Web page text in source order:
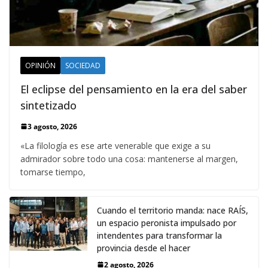
OPINIÓN SOCIEDAD
El eclipse del pensamiento en la era del saber
sintetizado
3 agosto, 2026
«La filología es ese arte venerable que exige a su
admirador sobre todo una cosa: mantenerse al margen,
tomarse tiempo,
Cuando el territorio manda: nace RAÍS,
un espacio peronista impulsado por
intendentes para transformar la
provincia desde el hacer
2 agosto, 2026